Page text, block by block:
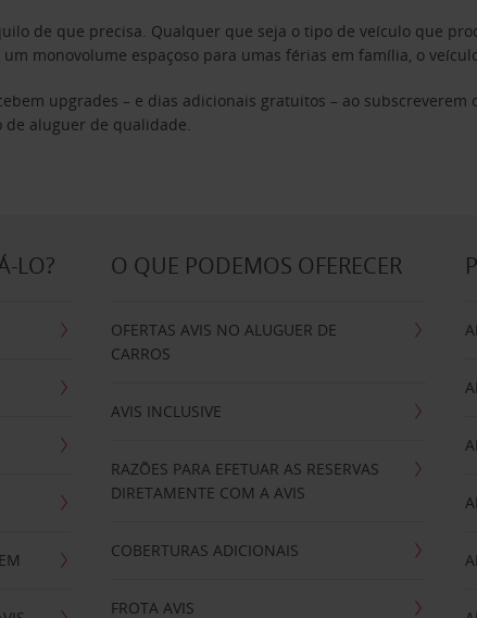
de que precisa. Qualquer que seja o tipo de veículo que
monovolume espaçoso para umas férias em família, o
upgrades – e dias adicionais gratuitos – ao
de aluguer de qualidade.
LO? O QUE PODEMOS OFERECER
OFERTAS AVIS NO ALUGUER DE
CARROS
AVIS INCLUSIVE
RAZÕES PARA EFETUAR AS RESERVAS
DIRETAMENTE COM A AVIS
COBERTURAS ADICIONAIS
FROTA AVIS